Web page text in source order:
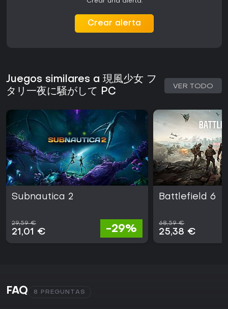
Crear alerta
Juegos similares a 現風少女 フ
タリ一夜に騒がして PC
VER TODO
Subnautica 2
29,59 €
21,01 € -29%
Battlefield 6
68,59 €
25,38 €
FAQ 8 PREGUNTAS